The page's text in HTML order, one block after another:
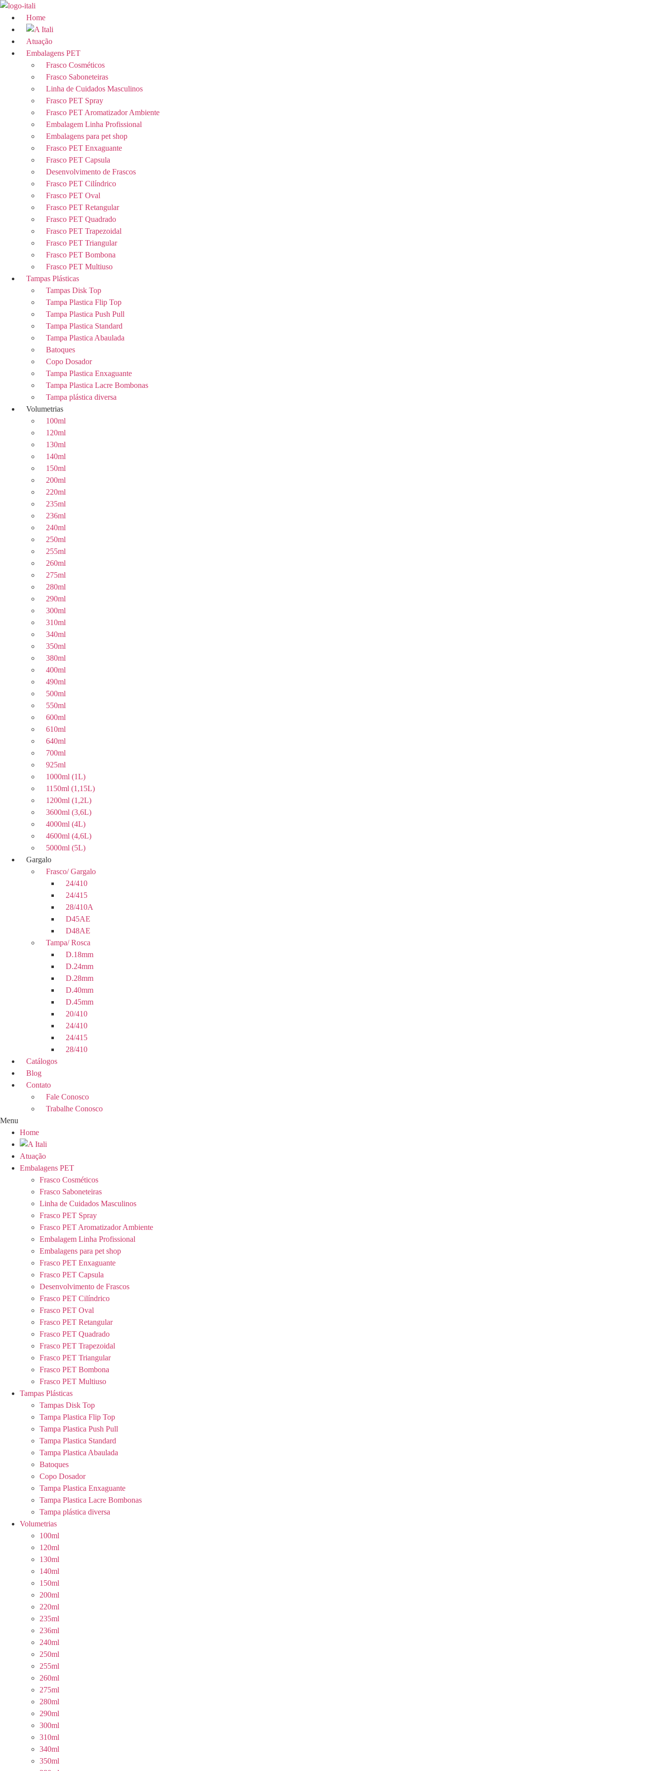
Ir
para
conteúdo
Home
Atuação
Embalagens PET
Frasco Cosméticos
Frasco Saboneteiras
Linha de Cuidados Masculinos
Frasco PET Spray
Frasco PET Aromatizador Ambiente
Embalagem Linha Profissional
Embalagens para pet shop
Frasco PET Enxaguante
Frasco PET Capsula
Desenvolvimento de Frascos
Frasco PET Cilíndrico
Frasco PET Oval
Frasco PET Retangular
Frasco PET Quadrado
Frasco PET Trapezoidal
Frasco PET Triangular
Frasco PET Bombona
Frasco PET Multiuso
Tampas Plásticas
Tampas Disk Top
Tampa Plastica Flip Top
Tampa Plastica Push Pull
Tampa Plastica Standard
Tampa Plastica Abaulada
Batoques
Copo Dosador
Tampa Plastica Enxaguante
Tampa Plastica Lacre Bombonas
Tampa plástica diversa
Volumetrias
100ml
120ml
130ml
140ml
150ml
200ml
220ml
235ml
236ml
240ml
250ml
255ml
260ml
275ml
280ml
290ml
300ml
310ml
340ml
350ml
380ml
400ml
490ml
500ml
550ml
600ml
610ml
640ml
700ml
925ml
1000ml (1L)
1150ml (1,15L)
1200ml (1,2L)
3600ml (3,6L)
4000ml (4L)
4600ml (4,6L)
5000ml (5L)
Gargalo
Frasco/ Gargalo
24/410
24/415
28/410A
D45AE
D48AE
Tampa/ Rosca
D.18mm
D.24mm
D.28mm
D.40mm
D.45mm
20/410
24/410
24/415
28/410
Catálogos
Blog
Contato
Fale Conosco
Trabalhe Conosco
Menu
Home
Atuação
Embalagens PET
Frasco Cosméticos
Frasco Saboneteiras
Linha de Cuidados Masculinos
Frasco PET Spray
Frasco PET Aromatizador Ambiente
Embalagem Linha Profissional
Embalagens para pet shop
Frasco PET Enxaguante
Frasco PET Capsula
Desenvolvimento de Frascos
Frasco PET Cilíndrico
Frasco PET Oval
Frasco PET Retangular
Frasco PET Quadrado
Frasco PET Trapezoidal
Frasco PET Triangular
Frasco PET Bombona
Frasco PET Multiuso
Tampas Plásticas
Tampas Disk Top
Tampa Plastica Flip Top
Tampa Plastica Push Pull
Tampa Plastica Standard
Tampa Plastica Abaulada
Batoques
Copo Dosador
Tampa Plastica Enxaguante
Tampa Plastica Lacre Bombonas
Tampa plástica diversa
Volumetrias
100ml
120ml
130ml
140ml
150ml
200ml
220ml
235ml
236ml
240ml
250ml
255ml
260ml
275ml
280ml
290ml
300ml
310ml
340ml
350ml